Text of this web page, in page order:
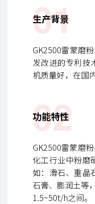
01
生产背景
GK2500雷蒙磨
发改进的专利技
机质量好，在国
02
功能特性
GK2500雷蒙磨
化工行业中粉磨
如：滑石、重晶
石膏、膨润土等
1.5~50t/h之间。